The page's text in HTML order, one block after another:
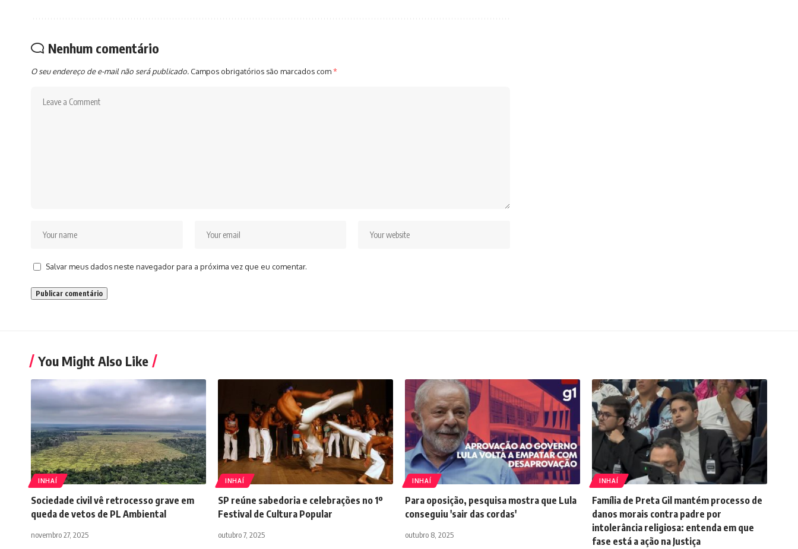
Nenhum comentário
O seu endereço de e-mail não será publicado. Campos obrigatórios são marcados com*
Salvar meus dados neste navegador para a próxima vez que eu comentar.
You Might Also Like
INHAÍ
Sociedade civil vê retrocesso grave em
queda de vetos de PL Ambiental
novembro 27, 2025
INHAÍ
SP reúne sabedoria e celebrações no 1º
Festival de Cultura Popular
outubro 7, 2025
INHAÍ
Para oposição, pesquisa mostra que Lula
conseguiu 'sair das cordas'
outubro 8, 2025
INHAÍ
Família de Preta Gil mantém processo de
danos morais contra padre por
intolerância religiosa: entenda em que
fase está a ação na Justiça